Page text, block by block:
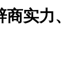
实力、